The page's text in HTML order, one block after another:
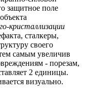
защитное поле
кристаллизации
сталкеры,
своего
самым увеличив
- порезам,
2 единицы.
визуально.